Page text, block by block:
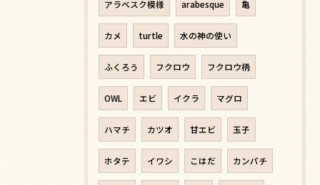
アラベスク模様 arabesque 亀
カメ turtle 水の神の使い
ふくろう フクロウ フクロウ柄
OWL エビ イクラ マグロ
ハマチ カツオ 甘エビ 玉子
ホタテ イワシ こはだ カンパチ